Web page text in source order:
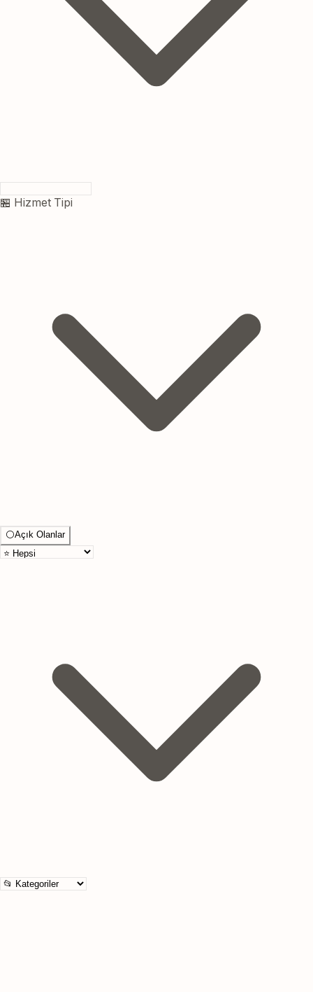
🏪 Hizmet Tipi
⚪Açık Olanlar